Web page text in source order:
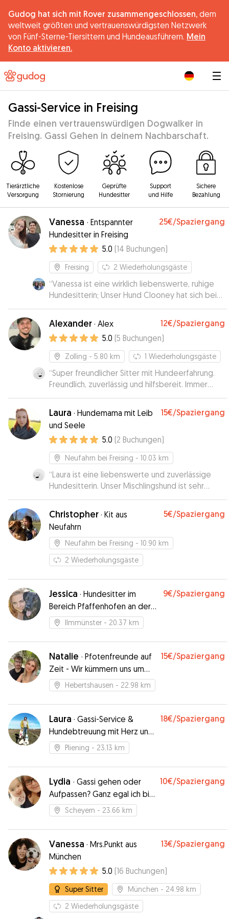
Gudog hat sich mit Rover zusammengeschlossen, dem
weltweit größten und vertrauenswürdigsten Netzwerk
von Fünf-Sterne-Tiersittern und Hundeausführern. Mein
Konto aktivieren.
Gassi-Service in Freising
Finde einen vertrauenswürdigen Dogwalker in
Freising. Gassi Gehen in deinem Nachbarschaft.
Tierärztliche
Versorgung
Kostenlose
Stornierung
Geprüfte
Hundesitter
Support
und Hilfe
Sichere
Bezahlung
Vanessa · Entspannter
Hundesitter in Freising
25€/Spaziergang
5.0 (14 Buchungen)
Freising 2 Wiederholungsgäste
“Vanessa ist eine wirklich liebenswerte, ruhige
Hundesitterin; Unser Hund Clooney hat sich bei
ihr sehr wohl gefühlt und war beim Abholen total
entspannt und zufrieden.
Alexander · Alex 12€/Spaziergang
5.0 (5 Buchungen)
Zolling - 5.80 km 1 Wiederholungsgäste
“Super freundlicher Sitter mit Hundeerfahrung.
Freundlich, zuverlässig und hilfsbereit. Immer
wieder gerne!”
Laura · Hundemama mit Leib
und Seele
15€/Spaziergang
5.0 (2 Buchungen)
Neufahrn bei Freising - 10.03 km
“Laura ist eine liebenswerte und zuverlässige
Hundesitterin. Unser Mischlingshund ist sehr
glücklich mit ihr.”
Christopher · Kit aus
Neufahrn
5€/Spaziergang
Neufahrn bei Freising - 10.90 km
2 Wiederholungsgäste
Jessica · Hundesitter im
Bereich Pfaffenhofen an der
Ilm
9€/Spaziergang
Ilmmünster - 20.37 km
Natalie · Pfotenfreunde auf
Zeit - Wir kümmern uns um
euren Hund, als wäre es unser
eigener!
15€/Spaziergang
Hebertshausen - 22.98 km
Laura · Gassi-Service &
Hundebtreuung mit Herz und
Verstand
18€/Spaziergang
Pliening - 23.13 km
Lydia · Gassi gehen oder
Aufpassen? Ganz egal ich bin
für ihren Hund da :-)
10€/Spaziergang
Scheyern - 23.66 km
Vanessa · Mrs.Punkt aus
München
13€/Spaziergang
5.0 (16 Buchungen)
Super Sitter München - 24.98 km
2 Wiederholungsgäste